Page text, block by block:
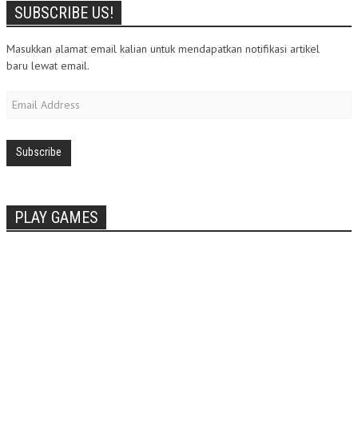
SUBSCRIBE US!
Masukkan alamat email kalian untuk mendapatkan notifikasi artikel
baru lewat email.
Email
Address
PLAY GAMES